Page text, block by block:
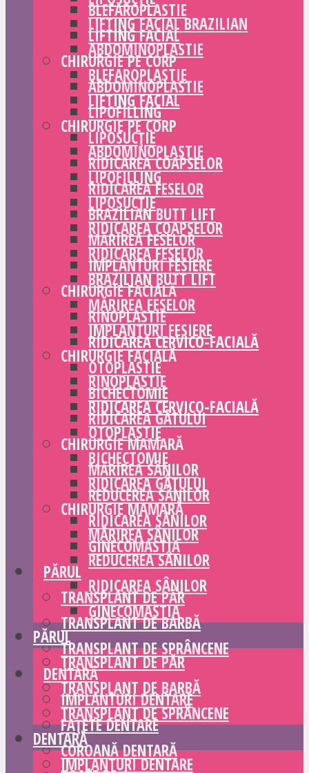
BLEFAROPLASTIE
LIFTING FACIAL
CHIRURGIE PE CORP
ABDOMINOPLASTIE
LIPOFILLING
LIPOSUCȚIE
RIDICAREA COAPSELOR
RIDICAREA FESELOR
BRAZILIAN BUTT LIFT
MĂRIREA FESELOR
IMPLANTURI FESIERE
CHIRURGIE FACIALĂ
RINOPLASTIE
RIDICAREA CERVICO-FACIALĂ
OTOPLASTIE
BICHECTOMIE
RIDICAREA GÂTULUI
CHIRURGIE MAMARĂ
MĂRIREA SÂNILOR
REDUCEREA SÂNILOR
RIDICAREA SÂNILOR
GINECOMASTIA
PĂRUL
TRANSPLANT DE PĂR
TRANSPLANT DE BARBĂ
TRANSPLANT DE SPRÂNCENE
DENTARĂ
IMPLANTURI DENTARE
FAȚETE DENTARE
COROANĂ DENTARĂ
LIFTING FACIAL BRAZILIAN
ABDOMINOPLASTIE
BLEFAROPLASTIE
LIFTING FACIAL
CHIRURGIE PE CORP
ABDOMINOPLASTIE
LIPOFILLING
LIPOSUCȚIE
RIDICAREA COAPSELOR
RIDICAREA FESELOR
BRAZILIAN BUTT LIFT
MĂRIREA FESELOR
IMPLANTURI FESIERE
CHIRURGIE FACIALĂ
RINOPLASTIE
RIDICAREA CERVICO-FACIALĂ
OTOPLASTIE
BICHECTOMIE
RIDICAREA GÂTULUI
CHIRURGIE MAMARĂ
MĂRIREA SÂNILOR
REDUCEREA SÂNILOR
RIDICAREA SÂNILOR
GINECOMASTIA
PĂRUL
TRANSPLANT DE PĂR
TRANSPLANT DE BARBĂ
TRANSPLANT DE SPRÂNCENE
DENTARĂ
IMPLANTURI DENTARE